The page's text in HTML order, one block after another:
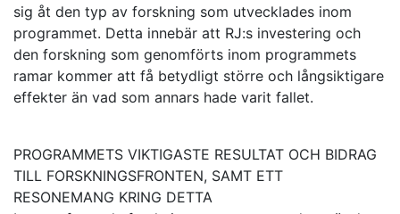
sig åt den typ av forskning som utvecklades inom
programmet. Detta innebär att RJ:s investering och
den forskning som genomförts inom programmets
ramar kommer att få betydligt större och långsiktigare
effekter än vad som annars hade varit fallet.
PROGRAMMETS VIKTIGASTE RESULTAT OCH BIDRAG
TILL FORSKNINGSFRONTEN, SAMT ETT
RESONEMANG KRING DETTA